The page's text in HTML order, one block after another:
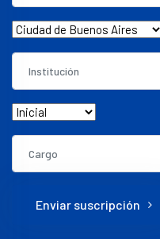
Enviar suscripción